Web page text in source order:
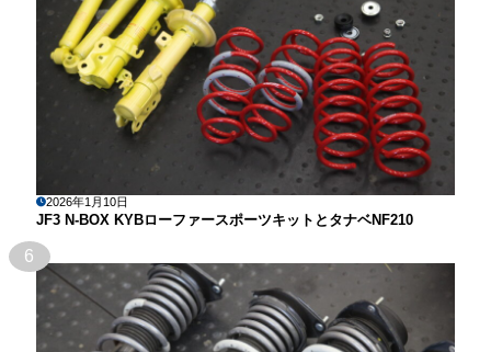
2026年1月10日
JF3 N-BOX KYBローファースポーツキットとタナベNF210
6